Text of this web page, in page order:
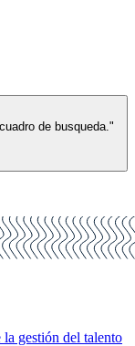
de busqueda."
gestión del talento